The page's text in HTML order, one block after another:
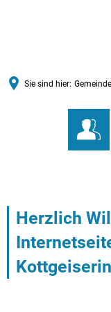
Sie sind hier:
Kottgeisering
Herzlich